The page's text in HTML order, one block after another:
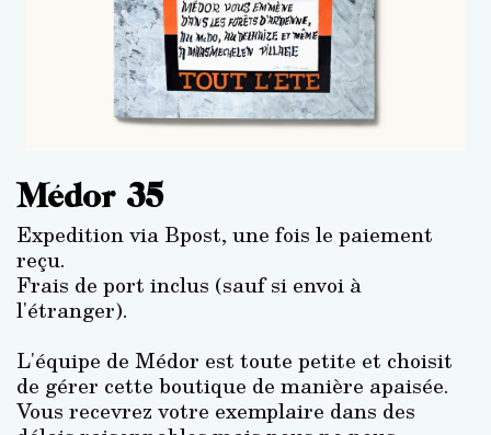
Médor 35
Expedition via Bpost, une fois le paiement
reçu.
Frais de port inclus (sauf si envoi à
l'étranger).
L'équipe de Médor est toute petite et choisit
de gérer cette boutique de manière apaisée.
Vous recevrez votre exemplaire dans des